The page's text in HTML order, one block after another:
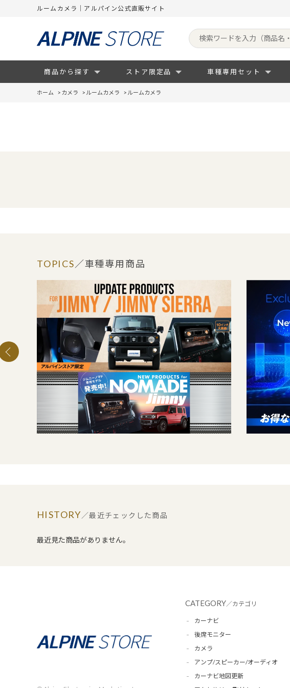
ルームカメラ｜アルパイン公式直販サイト
商品から探す ストア限定品 車種専用セット
ホーム > カメラ > ルームカメラ > ルームカメラ
TOPICS ／車種専用商品
HISTORY／最近チェックした商品
最近見た商品がありません。
CATEGORY／カテゴリ
カーナビ
後席モニター
カメラ
アンプ/スピーカー/オーディオ
カーナビ地図更新